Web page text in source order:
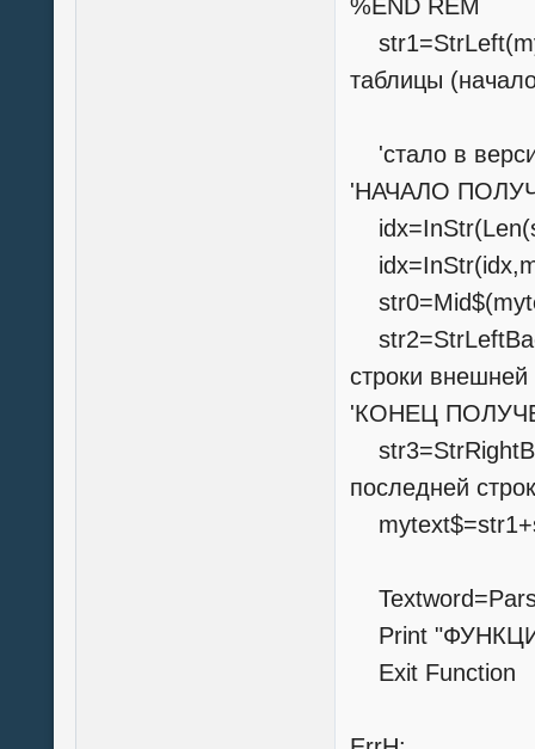
%END REM
таблицы
'стало в
'НАЧАЛО
строки внешней
'КОНЕЦ
последней
Print
Exit Function